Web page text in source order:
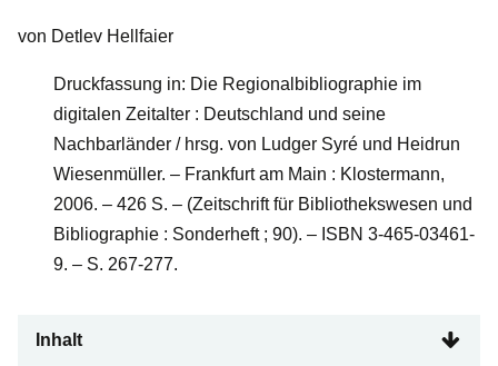
von Detlev Hellfaier
Druckfassung in: Die Regionalbibliographie im
digitalen Zeitalter : Deutschland und seine
Nachbarländer / hrsg. von Ludger Syré und Heidrun
Wiesenmüller. – Frankfurt am Main : Klostermann,
2006. – 426 S. – (Zeitschrift für Bibliothekswesen und
Bibliographie : Sonderheft ; 90). – ISBN 3-465-03461-
9. – S. 267-277.
Inhalt